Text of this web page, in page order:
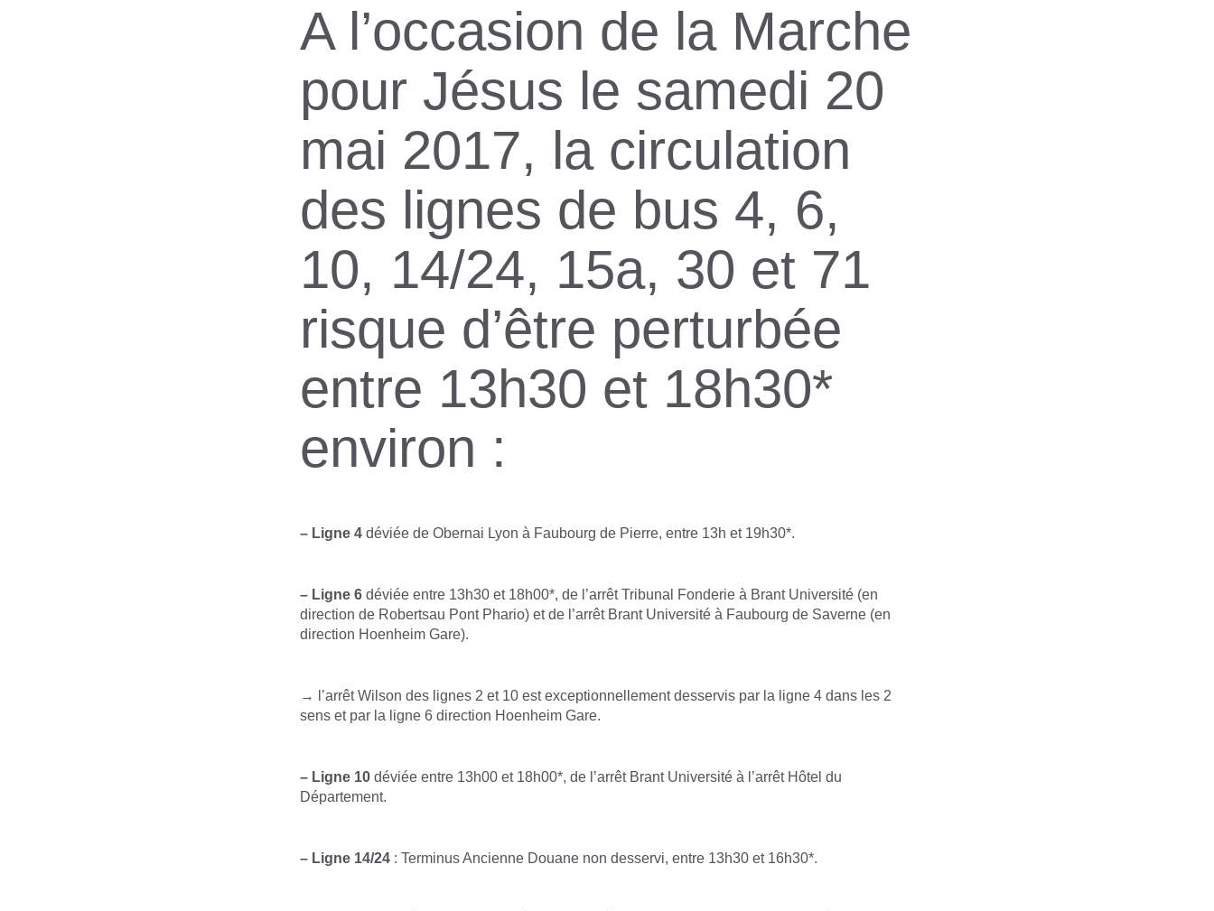
A l’occasion de la Marche
pour Jésus le samedi 20
mai 2017, la circulation
des lignes de bus 4, 6,
10, 14/24, 15a, 30 et 71
risque d’être perturbée
entre 13h30 et 18h30*
environ :
– Ligne 4 déviée de Obernai Lyon à Faubourg de Pierre, entre 13h et 19h30*.
– Ligne 6 déviée entre 13h30 et 18h00*, de l’arrêt Tribunal Fonderie à Brant Université (en
direction de Robertsau Pont Phario) et de l’arrêt Brant Université à Faubourg de Saverne (en
direction Hoenheim Gare).
→ l’arrêt Wilson des lignes 2 et 10 est exceptionnellement desservis par la ligne 4 dans les 2
sens et par la ligne 6 direction Hoenheim Gare.
– Ligne 10 déviée entre 13h00 et 18h00*, de l’arrêt Brant Université à l’arrêt Hôtel du
Département.
– Ligne 14/24 : Terminus Ancienne Douane non desservi, entre 13h30 et 16h30*.